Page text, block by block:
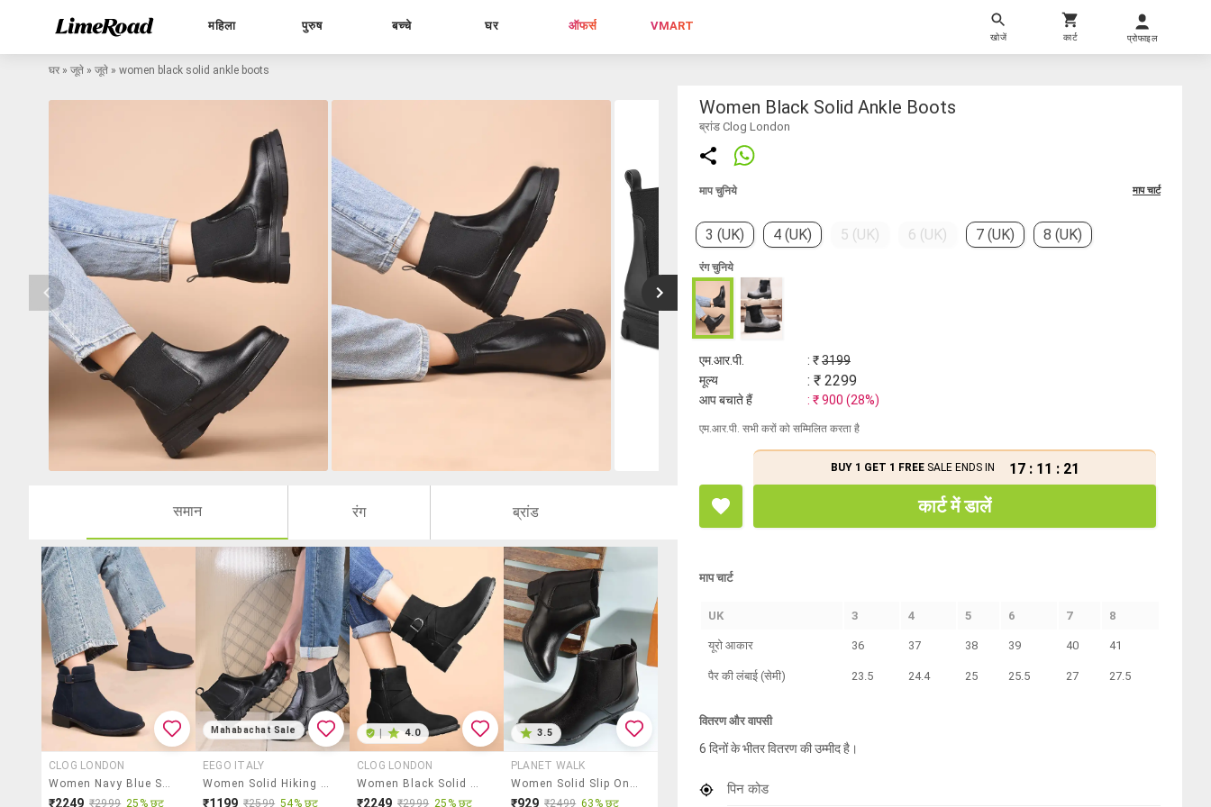
महिला पुरुष बच्चे घर ऑफर्स VMART
खोजें कार्ट प्रोफाइल
घर » जूते » जूते » women black solid ankle boots
समान रंग ब्रांड
CLOG LONDON
Women Navy Blue Solid Ankle Boots
₹2249 ₹2999 25% छूट
Mahabachat Sale
EEGO ITALY
Women Solid Hiking Boots
₹1199 ₹2599 54% छूट
4.0
CLOG LONDON
Women Black Solid Ankle Boots
₹2249 ₹2999 25% छूट
3.5
PLANET WALK
Women Solid Slip On Boot
₹929 ₹2499 63% छूट
Women Black Solid Ankle Boots
ब्रांड Clog London
माप चुनिये माप चार्ट
3 (UK) 4 (UK) 5 (UK) 6 (UK) 7 (UK) 8 (UK)
रंग चुनिये
एम.आर.पी. : ₹3199
मूल्य
: ₹ 2299
आप बचाते हैं : ₹900 (28%)
एम.आर.पी. सभी करों को सम्मिलित करता है
BUY 1 GET 1 FREESALE ENDS IN 17 : 11 : 20
कार्ट में डालें
माप चार्ट
UK 3 4 5 6 7 8
यूरो आकार 36 37 38 39 40 41
पैर की लंबाई (सेमी) 23.5 24.4 25 25.5 27 27.5
वितरण और वापसी
6 दिनों के भीतर वितरण की उम्मीद है।
पिन कोड